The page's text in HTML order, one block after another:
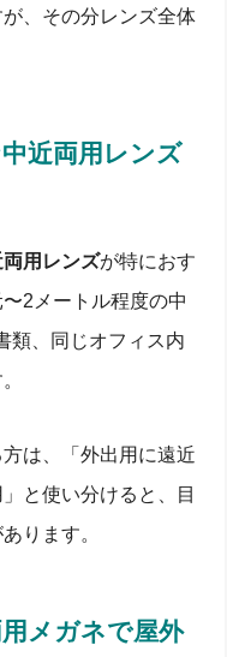
が、その分レンズ全体
近両用レンズ
両用レンズが特におす
2メートル程度の中
類、同じオフィス内
は、「外出用に遠近
と使い分けると、目
ります。
メガネで屋外